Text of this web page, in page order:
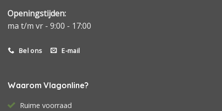
Openingstijden:
ma t/m vr - 9:00 - 17:00
Bel ons E-mail
Waarom Vlagonline?
Ruime voorraad